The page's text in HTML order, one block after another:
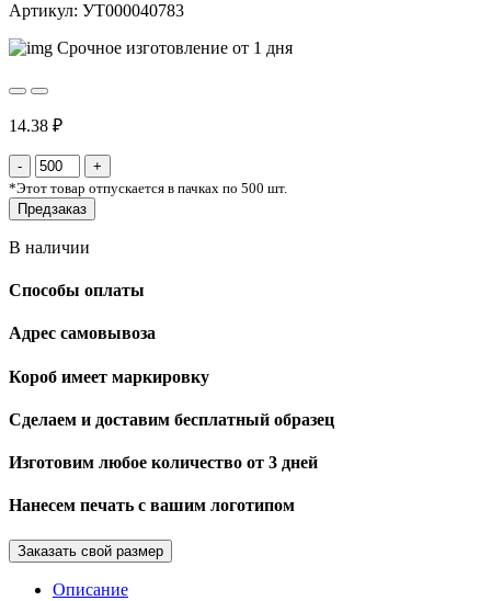
Артикул: УТ000040783
Срочное изготовление от 1 дня
14.38 ₽
*Этот товар отпускается в пачках по 500 шт.
Предзаказ
В наличии
Способы оплаты
Адрес самовывоза
Короб имеет маркировку
Сделаем и доставим бесплатный образец
Изготовим любое количество от 3 дней
Нанесем печать с вашим логотипом
Заказать свой размер
Описание